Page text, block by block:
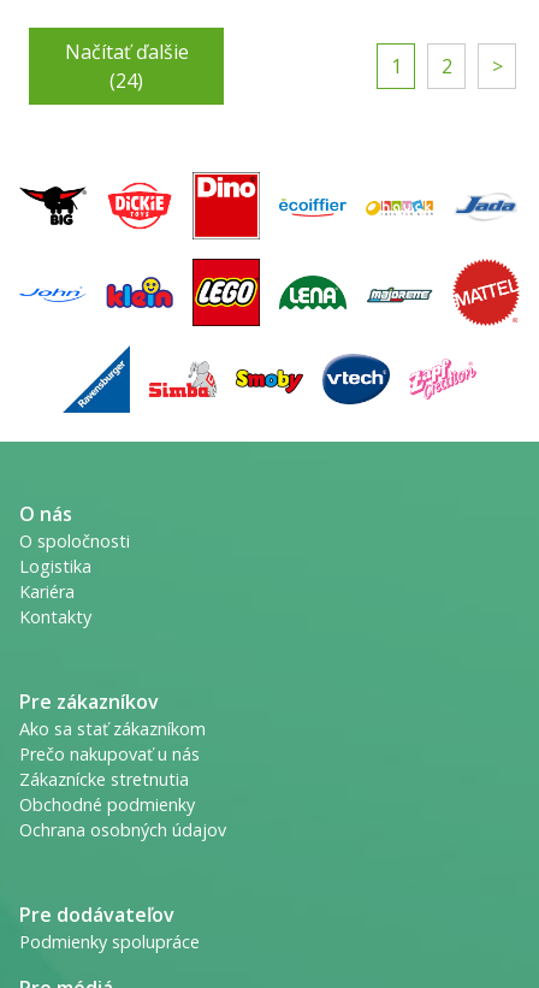
Načítať ďalšie
(24)
1 2 >
O nás
O spoločnosti
Logistika
Kariéra
Kontakty
Pre zákazníkov
Ako sa stať zákazníkom
Prečo nakupovať u nás
Zákaznícke stretnutia
Obchodné podmienky
Ochrana osobných údajov
Pre dodávateľov
Podmienky spolupráce